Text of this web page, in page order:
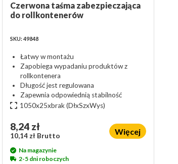
Czerwona taśma zabezpieczająca
do rollkontenerów
SKU: 49848
Łatwy w montażu
Zapobiega wypadaniu produktów z
rollkontenera
Długość jest regulowana
Zapewnia odpowiednią stabilność
1050x25xbrak(DłxSzxWys)
8,24 zł
10,14 zł Brutto Więcej
Na magazynie
2-5 dni roboczych